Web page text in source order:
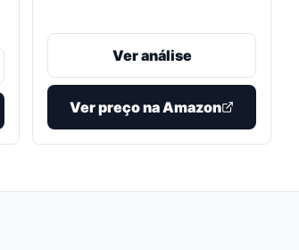
Ver análise
Ver preço na Amazon